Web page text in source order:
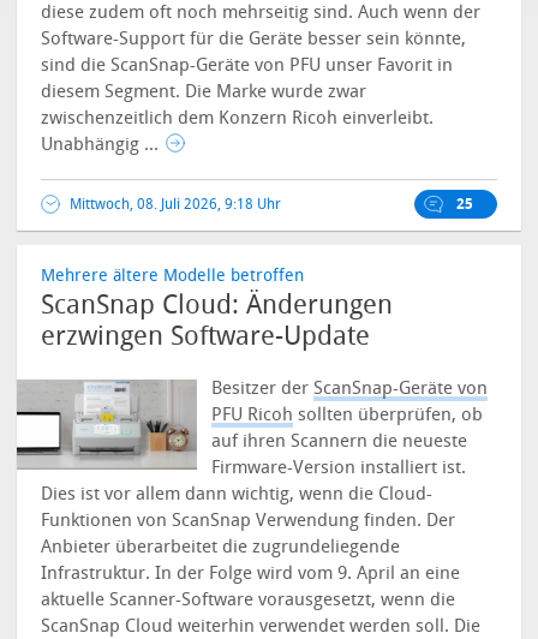
diese zudem oft noch mehrseitig sind. Auch wenn der
Software-Support für die Geräte besser sein könnte,
sind die ScanSnap-Geräte von PFU unser Favorit in
diesem Segment. Die Marke wurde zwar
zwischenzeitlich dem Konzern Ricoh einverleibt.
Unabhängig ...
Mittwoch, 08. Juli 2026, 9:18 Uhr 25
Mehrere ältere Modelle betroffen
ScanSnap Cloud: Änderungen
erzwingen Software-Update
Besitzer derScanSnap-Geräte von
PFU Ricoh sollten überprüfen, ob
auf ihren Scannern die neueste
Firmware-Version installiert ist.
Dies ist vor allem dann wichtig, wenn die Cloud-
Funktionen von ScanSnap Verwendung finden. Der
Anbieter überarbeitet die zugrundeliegende
Infrastruktur. In der Folge wird vom 9. April an eine
aktuelle Scanner-Software vorausgesetzt, wenn die
ScanSnap Cloud weiterhin verwendet werden soll. Die